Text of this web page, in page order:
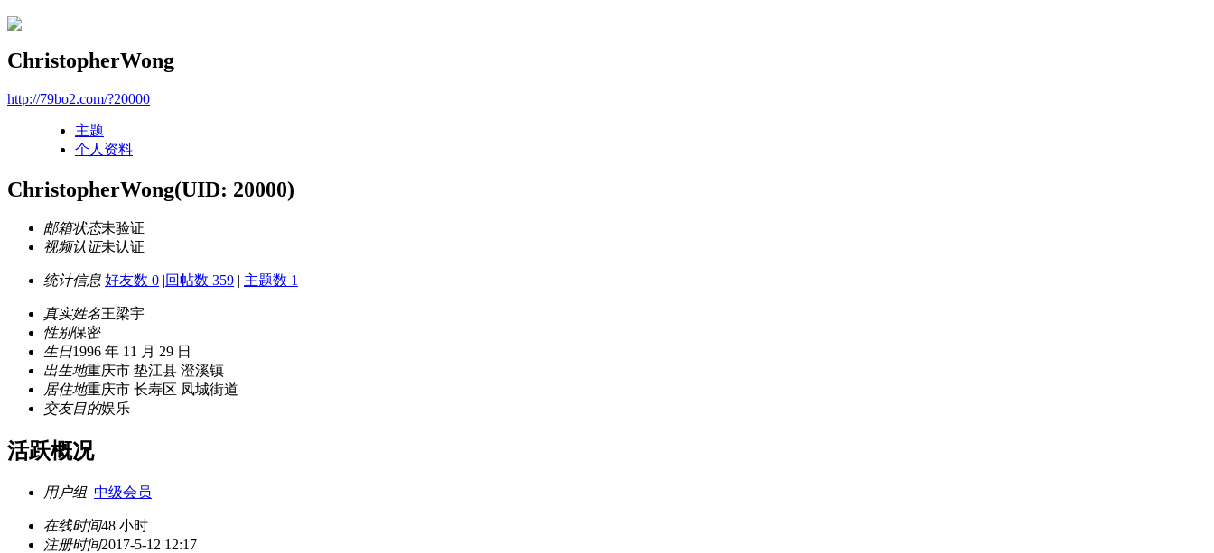
ChristopherWong
http://79bo2.com/?20000
主题
个人资料
ChristopherWong(UID: 20000)
邮箱状态未验证
视频认证未认证
统计信息 好友数 0 |回帖数 359 | 主题数 1
真实姓名王梁宇
性别保密
生日1996 年 11 月 29 日
出生地重庆市 垫江县 澄溪镇
居住地重庆市 长寿区 凤城街道
交友目的娱乐
活跃概况
用户组 中级会员
在线时间48 小时
注册时间2017-5-12 12:17